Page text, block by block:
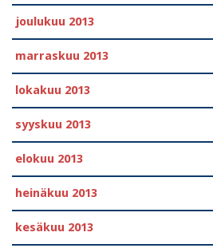
joulukuu 2013
marraskuu 2013
lokakuu 2013
syyskuu 2013
elokuu 2013
heinäkuu 2013
kesäkuu 2013